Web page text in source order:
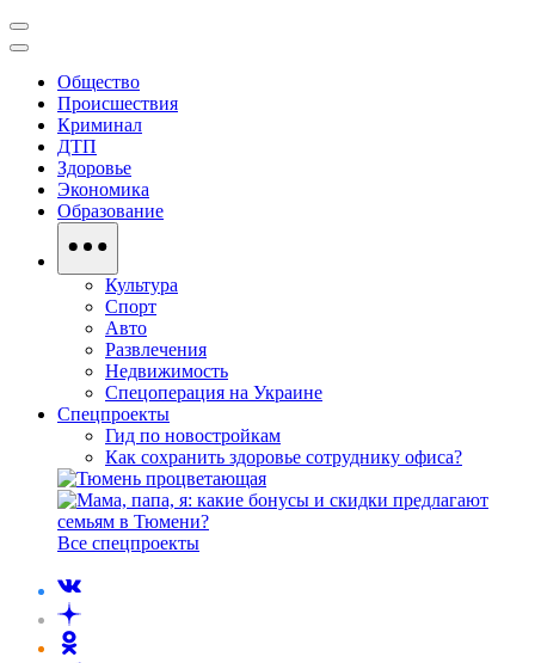
Общество
Происшествия
Криминал
ДТП
Здоровье
Экономика
Образование
Культура
Спорт
Авто
Развлечения
Недвижимость
Спецоперация на Украине
Спецпроекты
Гид по новостройкам
Как сохранить здоровье сотруднику офиса?
Все спецпроекты